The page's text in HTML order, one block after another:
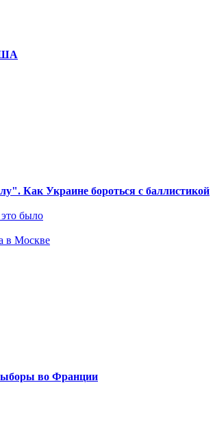
Как Украине бороться с баллистикой
было
в Москве
во Франции